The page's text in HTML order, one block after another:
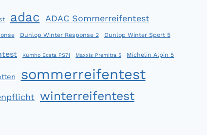
adac ADAC Sommerreifentest
Dunlop Winter Response 2 Dunlop Winter Sport 5
Kumho Ecsta PS71 Maxxis Premitra 5 Michelin Alpin 5
sommerreifentest
winterreifentest